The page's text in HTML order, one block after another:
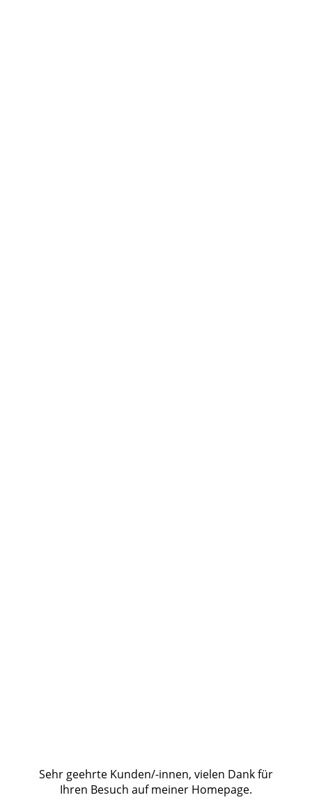
Sehr geehrte Kunden/-innen, vielen Dank für
Ihren Besuch auf meiner Homepage.